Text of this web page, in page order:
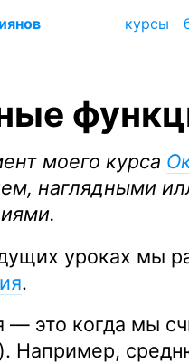
курсы
моего курса
наглядными
уроках мы
.
— это когда мы
). Например,